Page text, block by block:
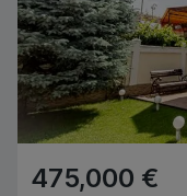
475,000 €